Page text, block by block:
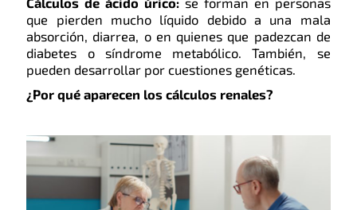
que pierden mucho líquido debido a una mala
absorción, diarrea, o en quienes que padezcan de
diabetes o síndrome metabólico. También, se
pueden desarrollar por cuestiones genéticas.
¿Por qué aparecen los cálculos renales?